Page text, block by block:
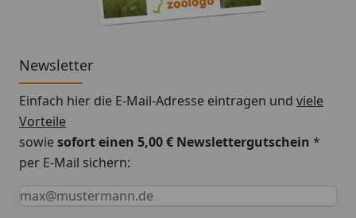
Newsletter
Einfach hier die E-Mail-Adresse eintragen und viele
Vorteile
sowiesofort einen 5,00 € Newslettergutschein *
per E-Mail sichern:
Keine Eingabe erforderlich
Eingabe erforderlich
E-Mail *